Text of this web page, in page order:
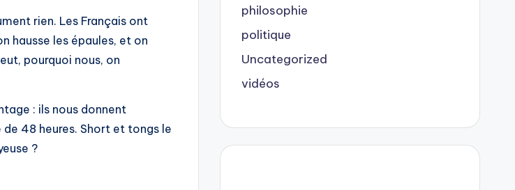
rien. Les Français ont
hausse les épaules, et on
pourquoi nous, on
: ils nous donnent
de 48 heures. Short et tongs le
?
philosophie
politique
Uncategorized
vidéos